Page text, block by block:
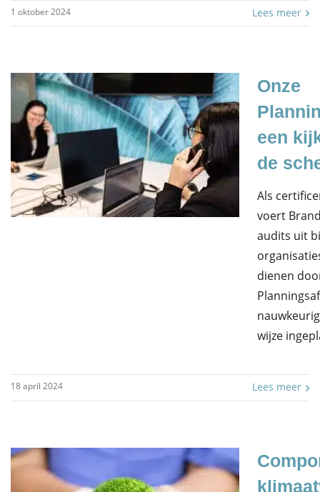
1 oktober 2024 Lees meer
Onze
een
de
Als
voert
audits uit
dienen
wijze
18 april 2024 Lees meer